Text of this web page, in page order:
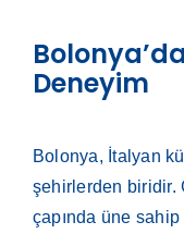
Deneyim
Bolonya, İtalyan
şehirlerden biridir.
çapında üne